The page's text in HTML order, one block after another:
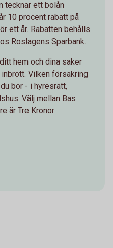
tecknar ett bolån
10 procent rabatt på
ett år. Rabatten behålls
Roslagens Sparbank.
hem och dina saker
Vilken försäkring
bor - i hyresrätt,
Välj mellan Bas
är Tre Kronor